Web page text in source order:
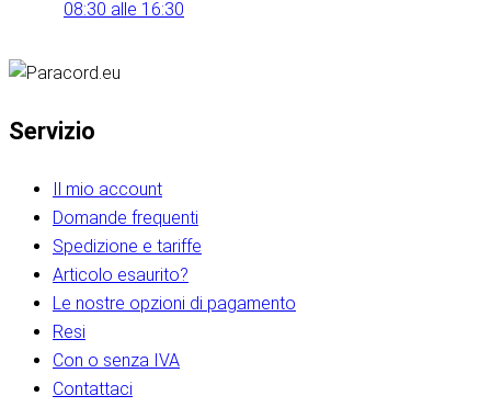
08:30 alle 16:30
Servizio
Il mio account
Domande frequenti
Spedizione e tariffe
Articolo esaurito?
Le nostre opzioni di pagamento
Resi
Con o senza IVA
Contattaci